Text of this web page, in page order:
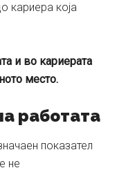
кариера која
и во кариерата
место.
работата
показател
не